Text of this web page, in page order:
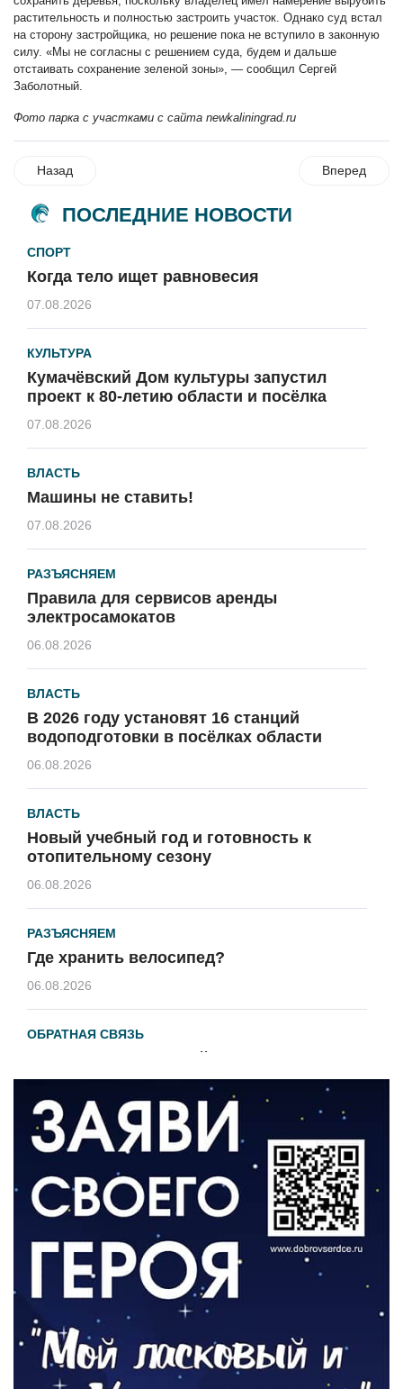
растительность и полностью застроить участок. Однако суд встал
на сторону застройщика, но решение пока не вступило в законную
силу. «Мы не согласны с решением суда, будем и дальше
отстаивать сохранение зеленой зоны», — сообщил Сергей
Заболотный.
Фото парка с участками с сайта newkaliningrad.ru
Назад Вперед
ПОСЛЕДНИЕ НОВОСТИ
СПОРТ
Когда тело ищет равновесия
07.08.2026
КУЛЬТУРА
Кумачёвский Дом культуры запустил
проект к 80-летию области и посёлка
07.08.2026
ВЛАСТЬ
Машины не ставить!
07.08.2026
РАЗЪЯСНЯЕМ
Правила для сервисов аренды
электросамокатов
06.08.2026
ВЛАСТЬ
В 2026 году установят 16 станций
водоподготовки в посёлках области
06.08.2026
ВЛАСТЬ
Новый учебный год и готовность к
отопительному сезону
06.08.2026
РАЗЪЯСНЯЕМ
Где хранить велосипед?
06.08.2026
ОБРАТНАЯ СВЯЗЬ
Администрация онлайн
ВЛАСТЬ
День памяти и «Симфония народов»
06.08.2026
Новый настил на экотропе
05.08.2026